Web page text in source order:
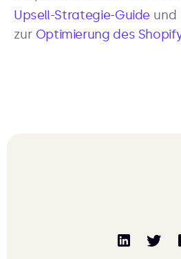
Upsell-Strategie-Guide und
zur Optimierung des